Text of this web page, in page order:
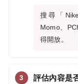
搜尋「
Momo、
得開放。
評估內容是